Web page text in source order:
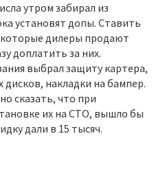
утром забирал из
установят допы. Ставить
дилеры продают
доплатить за них.
выбрал защиту картера,
дисков, накладки на бампер.
сказать, что при
их на СТО, вышло бы
дали в 15 тысяч.